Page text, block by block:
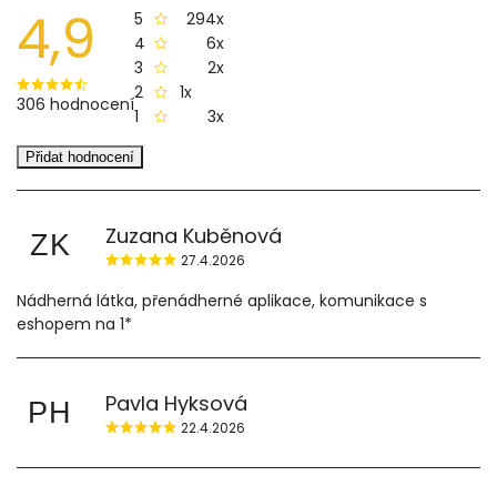
4,9
306 hodnocení
5
294x
4
6x
3
2x
2
1x
1
3x
Přidat hodnocení
ZK Zuzana Kuběnová
27.4.2026
Nádherná látka, přenádherné aplikace, komunikace s
eshopem na 1*
PH Pavla Hyksová
22.4.2026